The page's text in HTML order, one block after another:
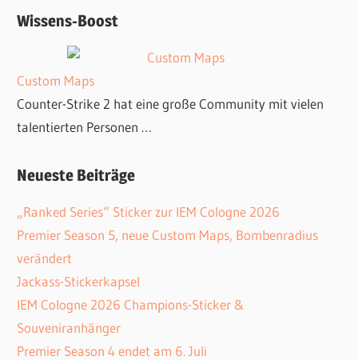
Navigation
Wissens-Boost
Custom Maps
Counter-Strike 2 hat eine große Community mit vielen
talentierten Personen …
Neueste Beiträge
„Ranked Series“ Sticker zur IEM Cologne 2026
Premier Season 5, neue Custom Maps, Bombenradius
verändert
Jackass-Stickerkapsel
IEM Cologne 2026 Champions-Sticker &
Souveniranhänger
Premier Season 4 endet am 6. Juli